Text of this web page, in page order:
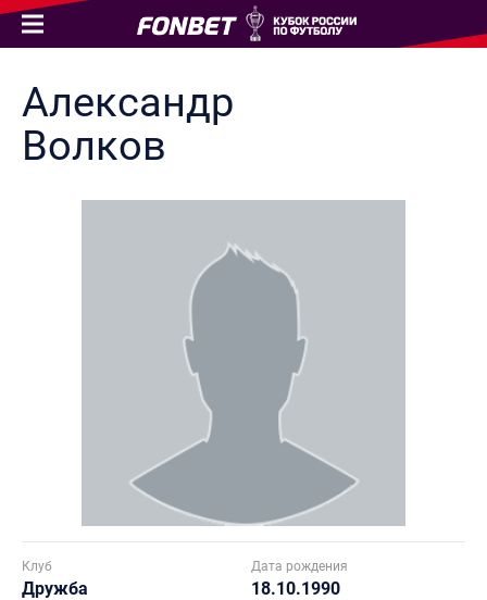
Александр
Волков
Клуб
Дружба
Дата рождения
18.10.1990